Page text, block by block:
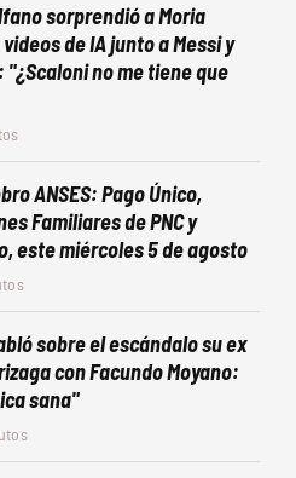
sorprendió a Moria
de IA junto a Messi y
"¿Scaloni no me tiene que
ANSES: Pago Único,
Familiares de PNC y
este miércoles 5 de agosto
sobre el escándalo su ex
con Facundo Moyano:
sana"